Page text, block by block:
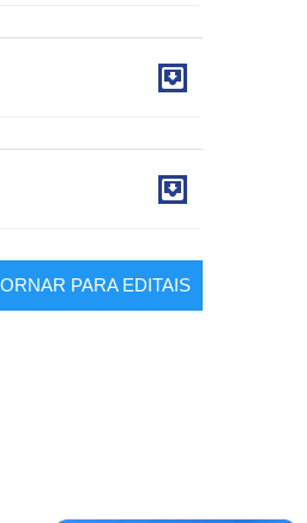


PARA EDITAIS